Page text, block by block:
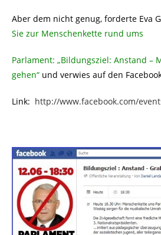
Aber dem nicht genug, forderte Eva
Sie zur Menschenkette rund ums
Parlament: „Bildungsziel: Anstand –
gehen“ und verwies auf den
Link: http://www.facebook.com/